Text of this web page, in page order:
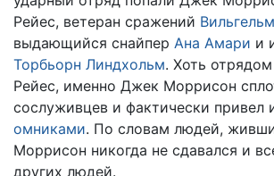
Рейес, ветеран сражений
выдающийся снайпер Ана Амари и
Торбьорн Линдхольм. Хоть
Рейес, именно Джек Моррисон
сослуживцев и фактически привел
омниками. По словам людей,
Моррисон никогда не сдавался и
других людей.